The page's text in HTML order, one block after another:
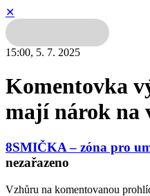
✕
15:00, 5. 7. 2025
Komentovka
mají nárok na
8SMIČKA – zóna pro
nezařazeno
Vzhůru na komentovanou